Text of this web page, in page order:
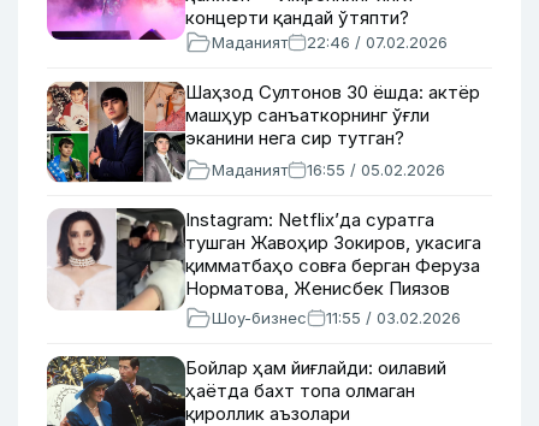
концерти қандай ўтяпти?
Маданият 22:46 / 07.02.2026
Шаҳзод Султонов 30 ёшда: актёр
машҳур санъаткорнинг ўғли
эканини нега сир тутган?
Маданият 16:55 / 05.02.2026
Instagram: Netflix’да суратга
тушган Жавоҳир Зокиров, укасига
қимматбаҳо совға берган Феруза
Норматова, Женисбек Пиязов
фонограммани тақиқламоқчи
Шоу-бизнес 11:55 / 03.02.2026
Бойлар ҳам йиғлайди: оилавий
ҳаётда бахт топа олмаган
қироллик аъзолари